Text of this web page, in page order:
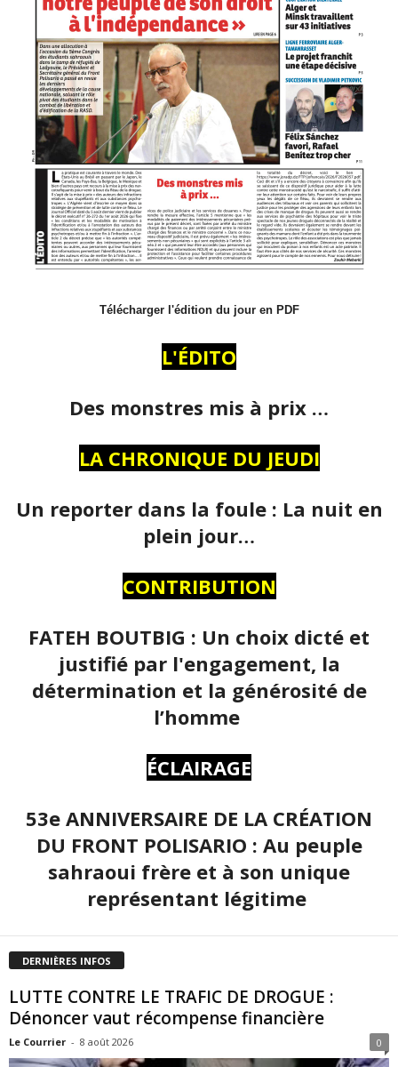
Télécharger l'édition du jour en PDF
L'ÉDITO
Des monstres mis à prix …
LA CHRONIQUE DU JEUDI
Un reporter dans la foule : La nuit en
plein jour…
CONTRIBUTION
FATEH BOUTBIG : Un choix dicté et
justifié par l'engagement, la
détermination et la générosité de
l’homme
ÉCLAIRAGE
53e ANNIVERSAIRE DE LA CRÉATION
DU FRONT POLISARIO : Au peuple
sahraoui frère et à son unique
représentant légitime
DERNIÈRES INFOS
LUTTE CONTRE LE TRAFIC DE DROGUE :
Dénoncer vaut récompense financière
Le Courrier - 8 août 2026 0